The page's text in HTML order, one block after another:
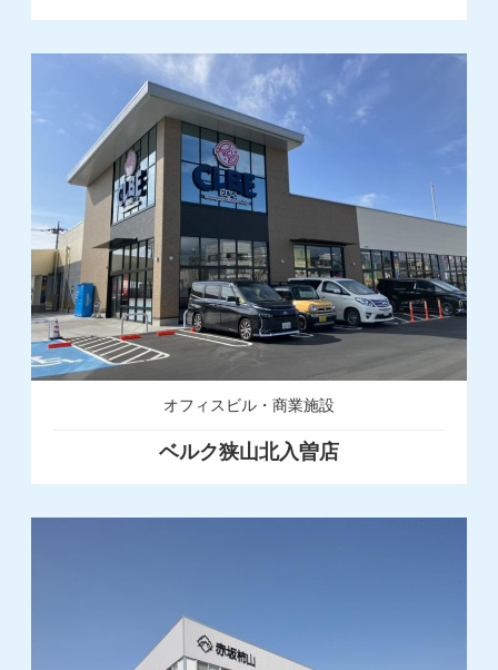
オフィスビル・商業施設
ベルク狭山北入曽店